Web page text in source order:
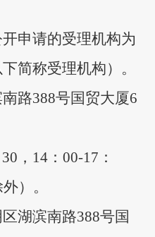
申请的受理机构为
简称受理机构）。
路388号国贸大厦6
，14：00-17：
）。
湖滨南路388号国